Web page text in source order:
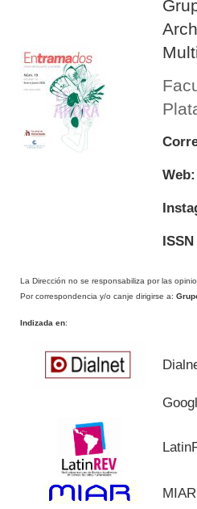
Web:
La Dirección no se responsabiliza por las
Por correspondencia y/o canje dirigirse a:
Indizada en:
MIAR